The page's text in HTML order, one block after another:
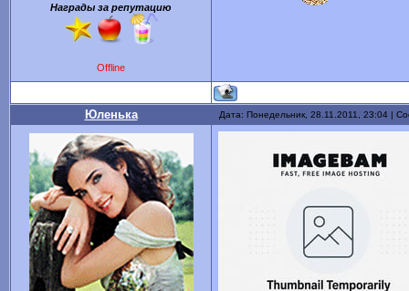
Награды за репутацию
Offline
Юленька Дата: Понедельник, 28.11.2011, 23:04 |